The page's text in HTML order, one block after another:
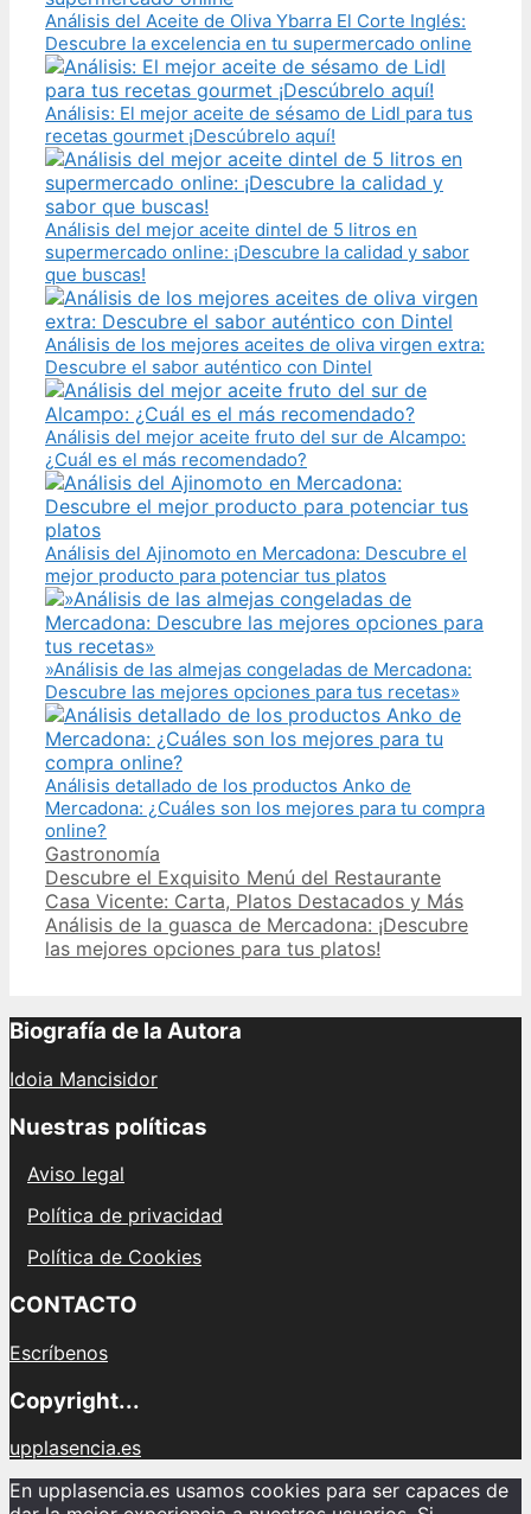
Análisis del Aceite de Oliva Ybarra El Corte Inglés:
Descubre la excelencia en tu supermercado online
Análisis: El mejor aceite de sésamo de Lidl para tus
recetas gourmet ¡Descúbrelo aquí!
Análisis del mejor aceite dintel de 5 litros en
supermercado online: ¡Descubre la calidad y sabor
que buscas!
Análisis de los mejores aceites de oliva virgen extra:
Descubre el sabor auténtico con Dintel
Análisis del mejor aceite fruto del sur de Alcampo:
¿Cuál es el más recomendado?
Análisis del Ajinomoto en Mercadona: Descubre el
mejor producto para potenciar tus platos
»Análisis de las almejas congeladas de Mercadona:
Descubre las mejores opciones para tus recetas»
Análisis detallado de los productos Anko de
Mercadona: ¿Cuáles son los mejores para tu compra
online?
Categories
Gastronomía
Post
navigation
Descubre el Exquisito Menú del Restaurante
Casa Vicente: Carta, Platos Destacados y Más
Análisis de la guasca de Mercadona: ¡Descubre
las mejores opciones para tus platos!
Biografía de la Autora
Idoia Mancisidor
Nuestras políticas
Aviso legal
Política de privacidad
Política de Cookies
CONTACTO
Escríbenos
Copyright...
upplasencia.es
En upplasencia.es usamos cookies para ser capaces de